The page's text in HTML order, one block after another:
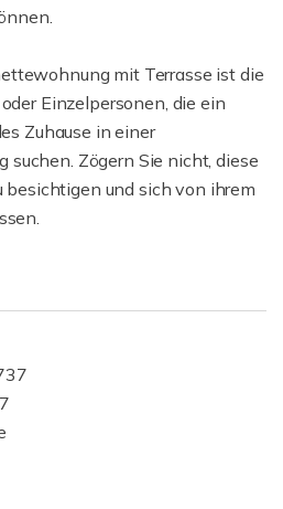
mit Terrasse ist die
Einzelpersonen, die ein
Zuhause in einer
suchen. Zögern Sie nicht, diese
und sich von ihrem